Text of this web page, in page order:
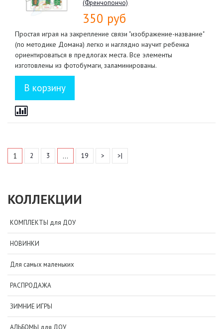
(Френчопончо)
350 руб
Простая играя на закрепление связи "изображение-название"
(по методике Домана) легко и наглядно научит ребенка
ориентироваться в предлогах места. Все элементы
изготовлены из фотобумаги, заламинированы.
1 2 3 … 19 > >|
КОЛЛЕКЦИИ
КОМПЛЕКТЫ для ДОУ
НОВИНКИ
Для самых маленьких
РАСПРОДАЖА
ЗИМНИЕ ИГРЫ
АЛЬБОМЫ для ДОУ